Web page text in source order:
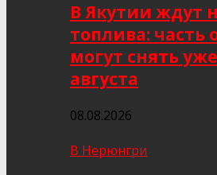
В Якутии ждут
топлива: часть
могут снять
августа
08.08.2026
В Нерюнгри